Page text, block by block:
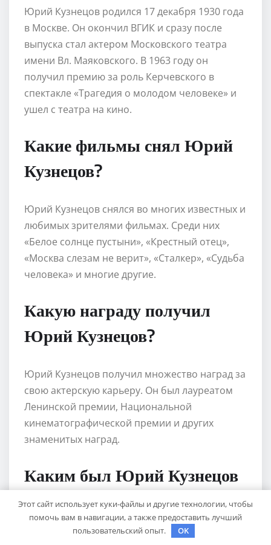
Юрий Кузнецов родился 17 декабря 1930 года
в Москве. Он окончил ВГИК и сразу после
выпуска стал актером Московского театра
имени Вл. Маяковского. В 1963 году он
получил премию за роль Керчевского в
спектакле «Трагедия о молодом человеке» и
ушел с театра на кино.
Какие фильмы снял Юрий
Кузнецов?
Юрий Кузнецов снялся во многих известных и
любимых зрителями фильмах. Среди них
«Белое солнце пустыни», «Крестный отец»,
«Москва слезам не верит», «Сталкер», «Судьба
человека» и многие другие.
Какую награду получил
Юрий Кузнецов?
Юрий Кузнецов получил множество наград за
свою актерскую карьеру. Он был лауреатом
Ленинской премии, Национальной
кинематографической премии и других
знаменитых наград.
Каким был Юрий Кузнецов
в личной жизни?
В личной жизни Юрий Кузнецов был
Этот сайт использует куки-файлы и другие технологии, чтобы
помочь вам в навигации, а также предоставить лучший
пользовательский опыт.
OK